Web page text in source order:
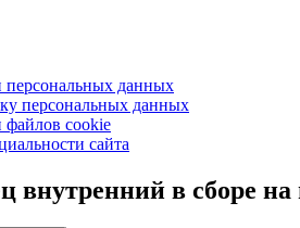
персональных данных
персональных данных
файлов cookie
сайта
внутренний в сборе